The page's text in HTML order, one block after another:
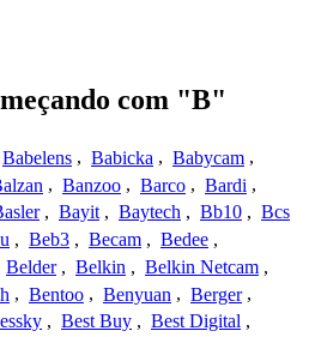
com "B"
Babelens , Babicka , Babycam ,
, Banzoo , Barco , Bardi ,
, Bayit , Baytech , Bb10 , Bcs
, Beb3 , Becam , Bedee ,
Belder , Belkin , Belkin Netcam ,
, Bentoo , Benyuan , Berger ,
, Best Buy , Best Digital ,